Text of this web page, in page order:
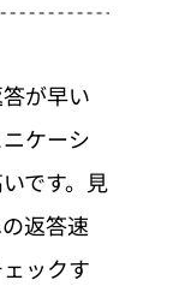
が早い
ケーシ
です。見
返答速
ックす